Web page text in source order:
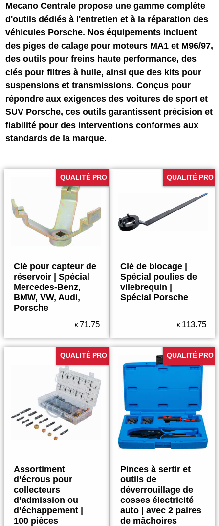
Mecano Centrale propose une gamme complète
d'outils dédiés à l'entretien et à la réparation des
véhicules Porsche. Nos équipements incluent
des piges de calage pour moteurs MA1 et M96/97,
des outils pour freins haute performance, des
clés pour filtres à huile, ainsi que des kits pour
suspensions et transmissions. Conçus pour
répondre aux exigences des voitures de sport et
SUV Porsche, ces outils garantissent précision et
fiabilité pour des interventions conformes aux
standards de la marque.
QUALITÉ PRO
Clé pour capteur de
réservoir | Spécial
Mercedes-Benz,
BMW, VW, Audi,
Porsche
€ 71.75
QUALITÉ PRO
Clé de blocage |
Spécial poulies de
vilebrequin |
Spécial Porsche
€ 113.75
QUALITÉ PRO
Assortiment
d’écrous pour
collecteurs
d’admission ou
d’échappement |
100 pièces
QUALITÉ PRO
Pinces à sertir et
outils de
déverrouillage de
cosses électricité
auto | avec 2 paires
de mâchoires